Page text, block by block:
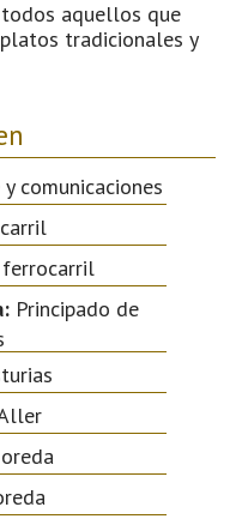
aquellos que
tradicionales y
comunicaciones
Principado de